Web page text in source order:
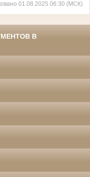
01.08.2025 06:30 (МСК)
В